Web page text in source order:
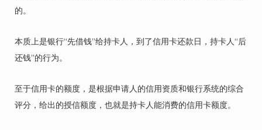
的。
本质上是银行“先借钱”给持卡人，到了信用卡还款日，持卡人“后
还钱”的行为。
至于信用卡的额度，是根据申请人的信用资质和银行系统的综合
评分，给出的授信额度，也就是持卡人能消费的信用卡额度。